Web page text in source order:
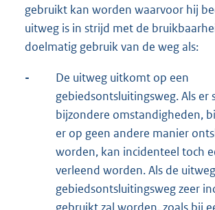
gebruikt kan worden waarvoor hij
uitweg is in strijd met de
doelmatig gebruik van de weg als:
-
De uitweg uitkomt op een
gebiedsontsluitingsweg. Als er
bijzondere omstandigheden,
er op geen andere manier
worden, kan incidenteel toch
verleend worden. Als de
gebiedsontsluitingsweg zeer